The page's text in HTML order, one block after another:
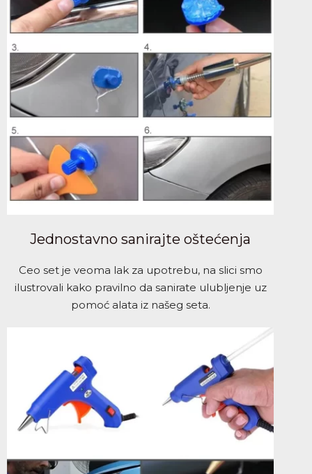
Jednostavno sanirajte oštećenja
Ceo set je veoma lak za upotrebu, na slici smo
ilustrovali kako pravilno da sanirate ulubljenje uz
pomoć alata iz našeg seta.